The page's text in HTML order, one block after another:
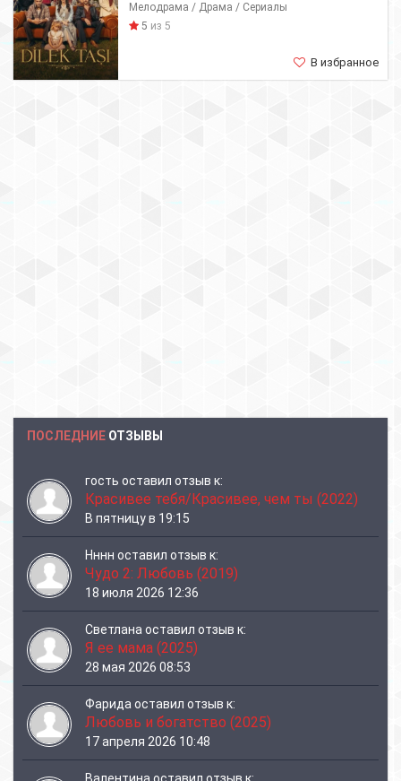
Мелодрама / Драма / Сериалы
5 из 5
В избранное
ПОСЛЕДНИЕ ОТЗЫВЫ
гость оставил отзыв к:
Красивее тебя/Красивее, чем ты (2022)
В пятницу в 19:15
Нннн оставил отзыв к:
Чудо 2: Любовь (2019)
18 июля 2026 12:36
Светланаоставил отзыв к:
Я ее мама (2025)
28 мая 2026 08:53
Фаридаоставил отзыв к:
Любовь и богатство (2025)
17 апреля 2026 10:48